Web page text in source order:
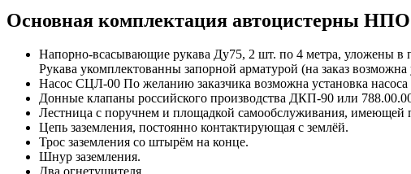
Основная комплектация автоцистерны НПО
Напорно-всасывающие рукава Ду75, 2 шт. по 4 метра, уложены в
Рукава укомплектованны запорной арматурой (на заказ
Насос СЦЛ-00 По желанию заказчика возможна установка
Донные клапаны российского производства ДКП-90 или
Лестница с поручнем и площадкой самообслуживания, имеющей
Цепь заземления, постоянно контактирующая с землёй.
Трос заземления со штырём на конце.
Шнур заземления.